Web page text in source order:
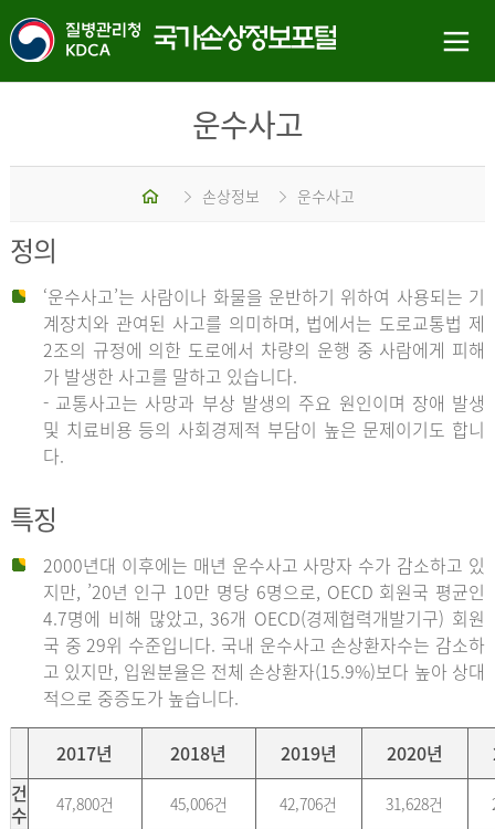
운수사고
홈 손상정보 운수사고
정의
‘운수사고’는 사람이나 화물을 운반하기 위하여 사용되는 기
계장치와 관여된 사고를 의미하며, 법에서는 도로교통법 제
2조의 규정에 의한 도로에서 차량의 운행 중 사람에게 피해
가 발생한 사고를 말하고 있습니다.
- 교통사고는 사망과 부상 발생의 주요 원인이며 장애 발생
및 치료비용 등의 사회경제적 부담이 높은 문제이기도 합니
다.
특징
2000년대 이후에는 매년 운수사고 사망자 수가 감소하고 있
지만, ’20년 인구 10만 명당 6명으로, OECD 회원국 평균인
4.7명에 비해 많았고, 36개 OECD(경제협력개발기구) 회원
국 중 29위 수준입니다. 국내 운수사고 손상환자수는 감소하
고 있지만, 입원분율은 전체 손상환자(15.9%)보다 높아 상대
적으로 중증도가 높습니다.
2017년 2018년 2019년 2020년
건
수
47,800건 45,006건 42,706건 31,628건